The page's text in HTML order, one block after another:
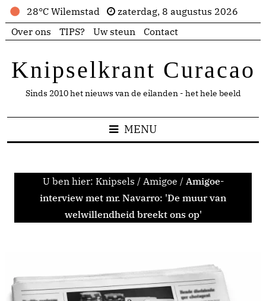
28°C Wilemstad
zaterdag, 8 augustus 2026
Over ons
TIPS? Uw steun Contact
Knipselkrant Curacao
Sinds 2010 het nieuws van de eilanden - het hele beeld
MENU
U ben hier: Knipsels / Amigoe / Amigoe-
interview met mr. Navarro: 'De muur van
welwillendheid breekt ons op'